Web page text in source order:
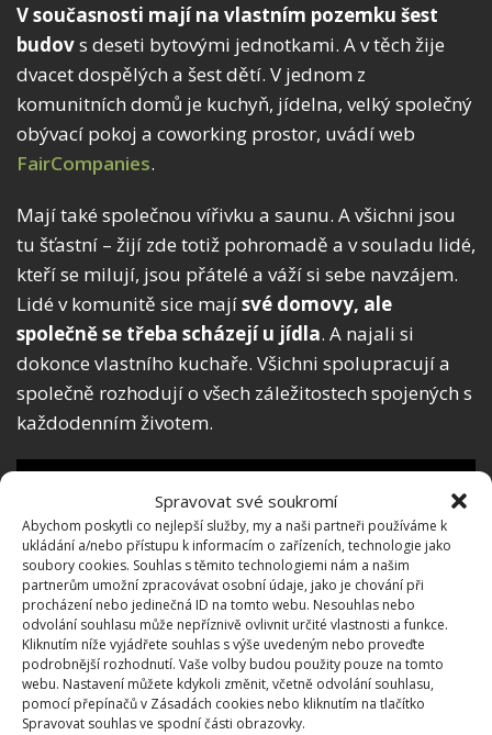
Spravovat své soukromí
Abychom poskytli co nejlepší služby, my a naši partneři používáme k
ukládání a/nebo přístupu k informacím o zařízeních, technologie jako
soubory cookies. Souhlas s těmito technologiemi nám a našim
partnerům umožní zpracovávat osobní údaje, jako je chování při
procházení nebo jedinečná ID na tomto webu. Nesouhlas nebo
odvolání souhlasu může nepříznivě ovlivnit určité vlastnosti a funkce.
Kliknutím níže vyjádřete souhlas s výše uvedeným nebo proveďte
podrobnější rozhodnutí. Vaše volby budou použity pouze na tomto
webu. Nastavení můžete kdykoli změnit, včetně odvolání souhlasu,
pomocí přepínačů v Zásadách cookies nebo kliknutím na tlačítko
Spravovat souhlas ve spodní části obrazovky.
V současnosti mají na vlastním pozemku šest
budovs deseti bytovými jednotkami. A v těch žije
dvacet dospělých a šest dětí. V jednom z
komunitních domů je kuchyň, jídelna, velký společný
obývací pokoj a coworking prostor, uvádí web
FairCompanies.
Mají také společnou vířivku a saunu. A všichni jsou
tu šťastní – žijí zde totiž pohromadě a v souladu lidé,
kteří se milují, jsou přátelé a váží si sebe navzájem.
Lidé v komunitě sice majísvé domovy, ale
společně se třeba scházejí u jídla. A najali si
dokonce vlastního kuchaře. Všichni spolupracují a
společně rozhodují o všech záležitostech spojených s
každodenním životem.